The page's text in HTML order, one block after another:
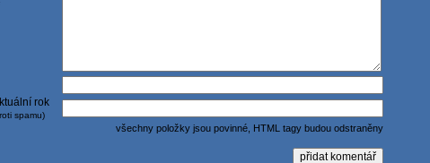
rok
spamu)
všechny položky jsou povinné, HTML tagy budou odstraněny